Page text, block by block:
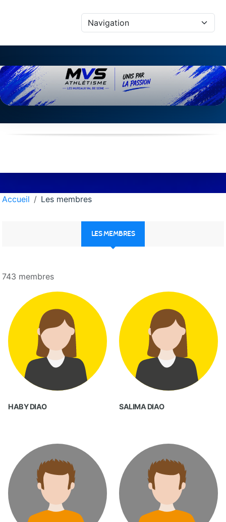
Accueil Les membres
LES MEMBRES
743 membres
HABY DIAO SALIMA DIAO